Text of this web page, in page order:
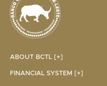
ABOUT BCTL [+]
FINANCIAL SYSTEM [+]